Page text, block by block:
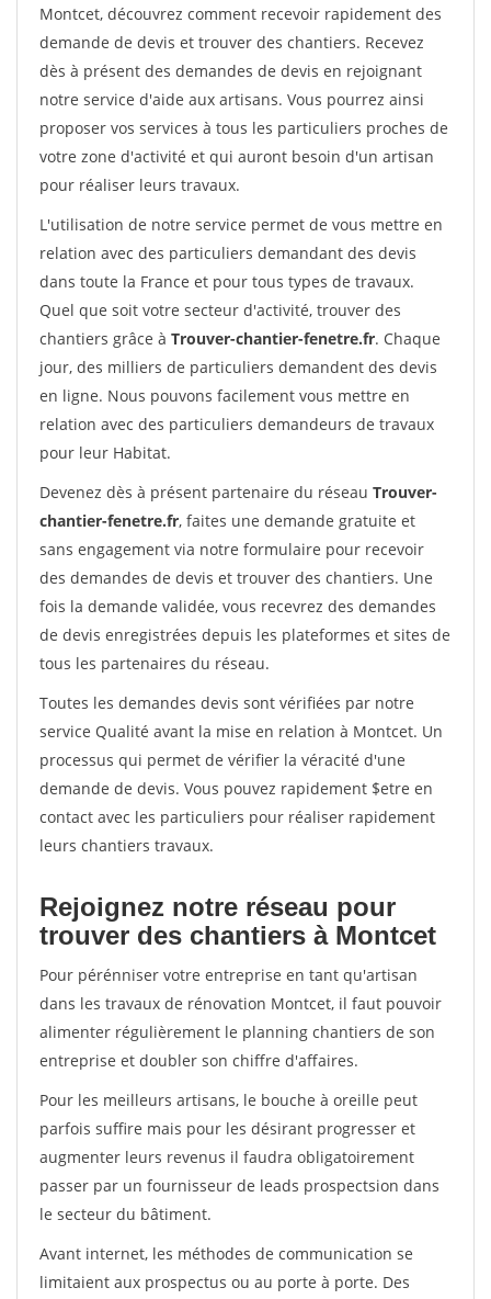
Montcet, découvrez comment recevoir rapidement des
demande de devis et trouver des chantiers. Recevez
dès à présent des demandes de devis en rejoignant
notre service d'aide aux artisans. Vous pourrez ainsi
proposer vos services à tous les particuliers proches de
votre zone d'activité et qui auront besoin d'un artisan
pour réaliser leurs travaux.
L'utilisation de notre service permet de vous mettre en
relation avec des particuliers demandant des devis
dans toute la France et pour tous types de travaux.
Quel que soit votre secteur d'activité, trouver des
chantiers grâce à Trouver-chantier-fenetre.fr. Chaque
jour, des milliers de particuliers demandent des devis
en ligne. Nous pouvons facilement vous mettre en
relation avec des particuliers demandeurs de travaux
pour leur Habitat.
Devenez dès à présent partenaire du réseau Trouver-
chantier-fenetre.fr, faites une demande gratuite et
sans engagement via notre formulaire pour recevoir
des demandes de devis et trouver des chantiers. Une
fois la demande validée, vous recevrez des demandes
de devis enregistrées depuis les plateformes et sites de
tous les partenaires du réseau.
Toutes les demandes devis sont vérifiées par notre
service Qualité avant la mise en relation à Montcet. Un
processus qui permet de vérifier la véracité d'une
demande de devis. Vous pouvez rapidement $etre en
contact avec les particuliers pour réaliser rapidement
leurs chantiers travaux.
Rejoignez notre réseau pour
trouver des chantiers à Montcet
Pour pérénniser votre entreprise en tant qu'artisan
dans les travaux de rénovation Montcet, il faut pouvoir
alimenter régulièrement le planning chantiers de son
entreprise et doubler son chiffre d'affaires.
Pour les meilleurs artisans, le bouche à oreille peut
parfois suffire mais pour les désirant progresser et
augmenter leurs revenus il faudra obligatoirement
passer par un fournisseur de leads prospectsion dans
le secteur du bâtiment.
Avant internet, les méthodes de communication se
limitaient aux prospectus ou au porte à porte. Des